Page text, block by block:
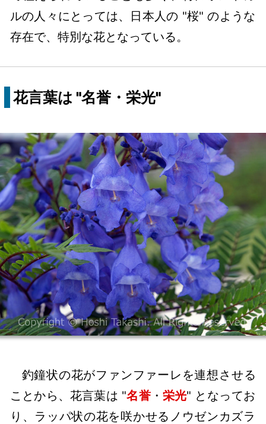
ルの人々にとっては、日本人の "桜" のような
存在で、特別な花となっている。
花言葉は "名誉・栄光"
釣鐘状の花がファンファーレを連想させる
ことから、花言葉は "名誉 ・栄光" となってお
り、ラッパ状の花を咲かせるノウゼンカズラ